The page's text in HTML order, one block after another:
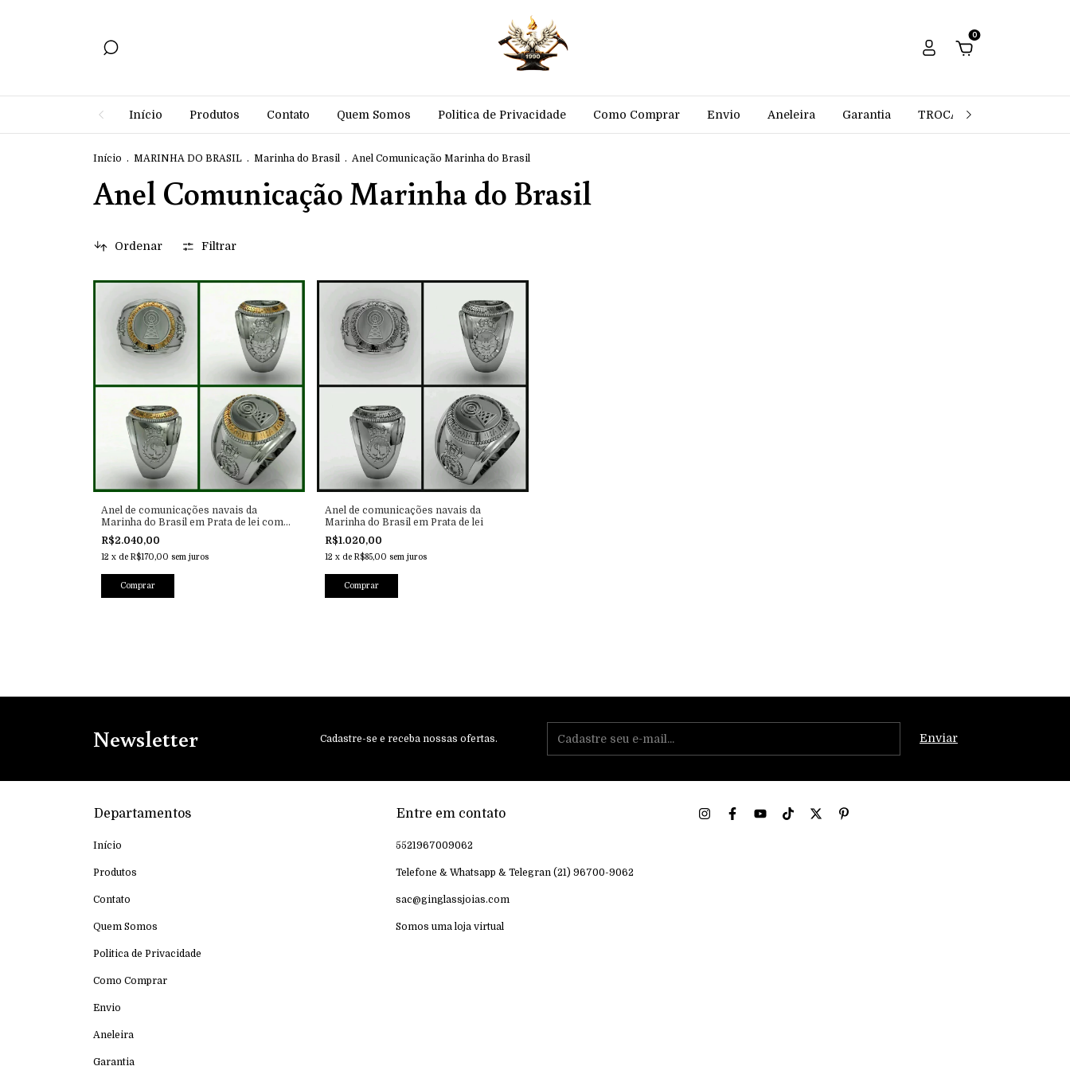
0
Início Produtos Contato Quem Somos Politica de Privacidade Como Comprar Envio Aneleira Garantia TROCAS E DEVOLUÇÕES
Início . MARINHA DO BRASIL . Marinha do Brasil . Anel Comunicação Marinha do Brasil
Anel Comunicação Marinha do Brasil
Ordenar Filtrar
Anel de comunicações navais da
Marinha do Brasil em Prata de lei com
Ouro 18k
R$2.040,00
12 x de R$170,00 sem juros
Anel de comunicações navais da
Marinha do Brasil em Prata de lei
R$1.020,00
12 x deR$85,00 sem juros
Comprar
Newsletter Cadastre-se e receba nossas ofertas.
Departamentos
Início
Produtos
Contato
Quem Somos
Politica de Privacidade
Como Comprar
Envio
Aneleira
Garantia
Entre em contato
5521967009062
Telefone & Whatsapp & Telegran (21) 96700-9062
sac@ginglassjoias.com
Somos uma loja virtual